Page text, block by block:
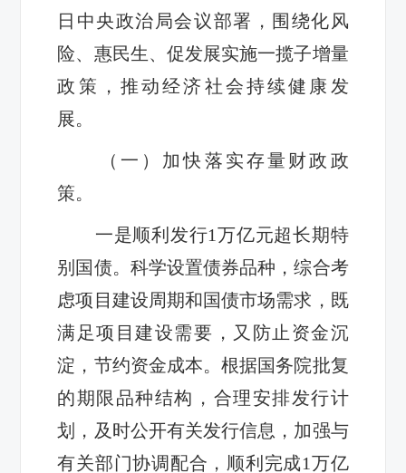
日中央政治局会议部署，围绕化风
险、惠民生、促发展实施一揽子增量
政策，推动经济社会持续健康发
展。
（一）加快落实存量财政政
策。
一是顺利发行1万亿元超长期特
别国债。科学设置债券品种，综合考
虑项目建设周期和国债市场需求，既
满足项目建设需要，又防止资金沉
淀，节约资金成本。根据国务院批复
的期限品种结构，合理安排发行计
划，及时公开有关发行信息，加强与
有关部门协调配合，顺利完成1万亿